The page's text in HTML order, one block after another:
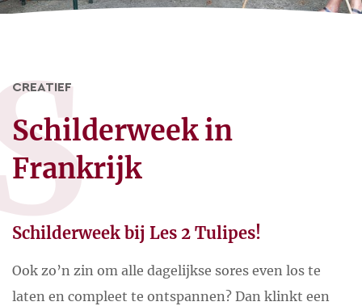
CREATIEF
Schilderweek in
Frankrijk
Schilderweek bij Les 2 Tulipes!
Ook zo’n zin om alle dagelijkse sores even los te
laten en compleet te ontspannen? Dan klinkt een